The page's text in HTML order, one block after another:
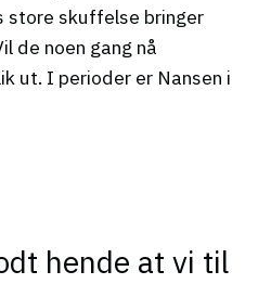
store skuffelse bringer
de noen gang nå
ut. I perioder er Nansen i
hende at vi til